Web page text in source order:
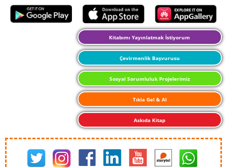
Kitabımı Yayınlatmak İstiyorum
Çevirmenlik Başvurusu
Sosyal Sorumluluk Projelerimiz
Tıkla Gel & Al
Askıda Kitap